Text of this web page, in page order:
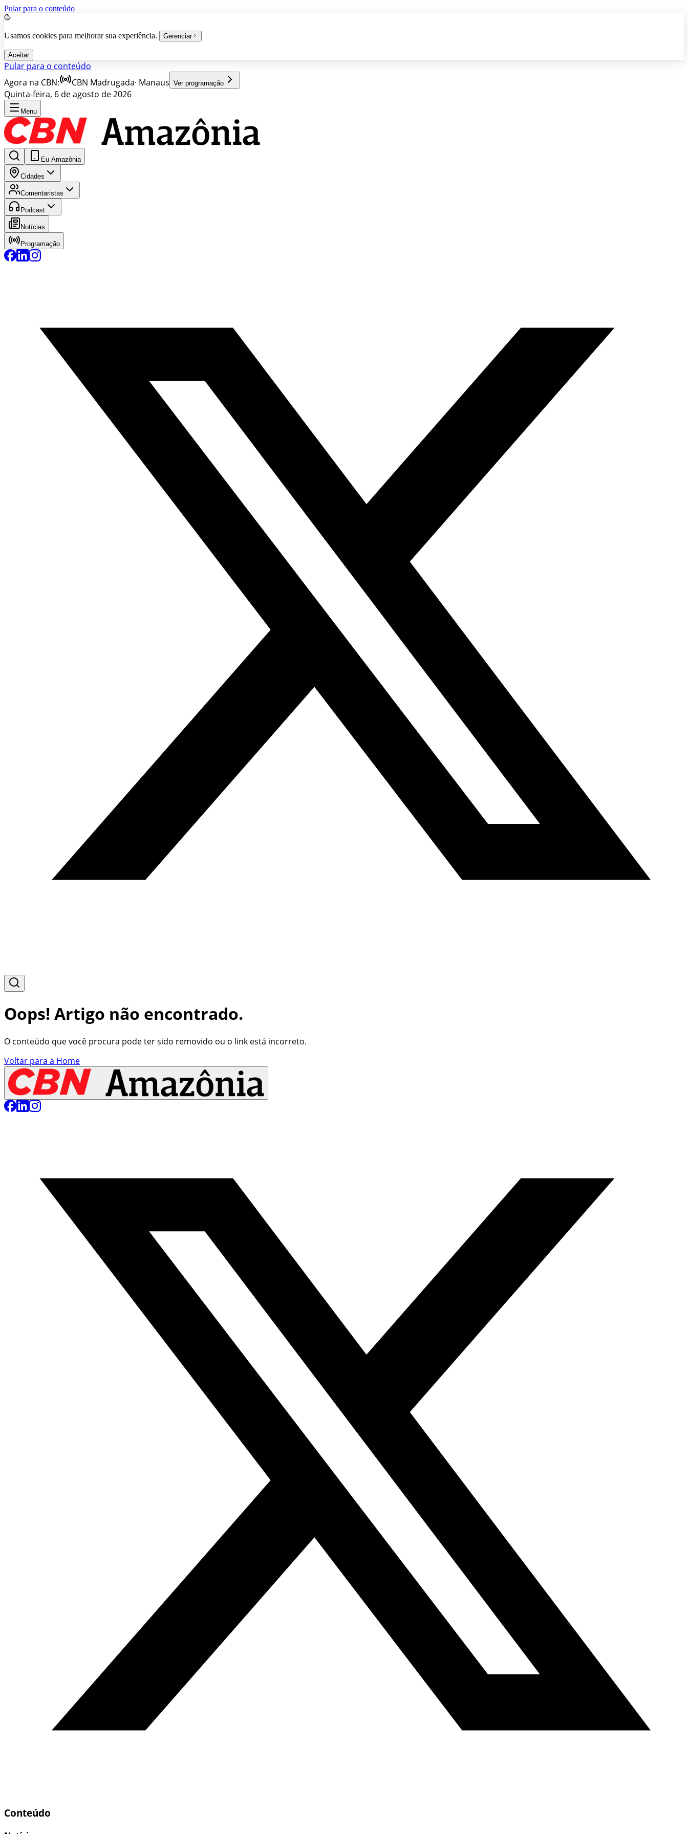
Pular para o conteúdo
Usamos cookies para melhorar sua experiência. Gerenciar
Aceitar
Pular para o conteúdo
Agora na CBN:
CBN Madrugada· Manaus Ver programação
Quinta-feira, 6 de agosto de 2026
Menu
Eu Amazônia
Cidades
Comentaristas
Podcast
Notícias
Programação
Oops! Artigo não encontrado.
O conteúdo que você procura pode ter sido removido ou o link está incorreto.
Voltar para a Home
Conteúdo